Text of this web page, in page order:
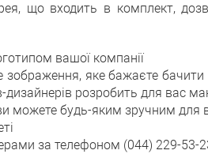
що входить в комплект,
вашої компанії
яке бажаєте
дизайнерів розробить для вас
можете будь-яким зручним для
за телефоном (044) 229-53-